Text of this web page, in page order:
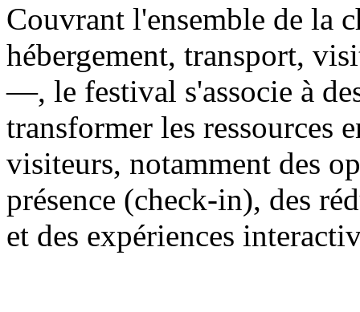
Couvrant l'ensemble de la
hébergement, transport,
—, le festival s'associe à
transformer les ressources
visiteurs, notamment des
présence (check-in), des
et des expériences